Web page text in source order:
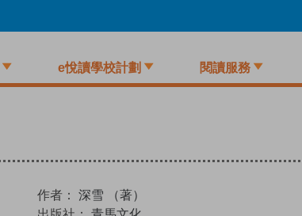
e悅讀學校計劃 閱讀服務
作者： 深雪 （著）